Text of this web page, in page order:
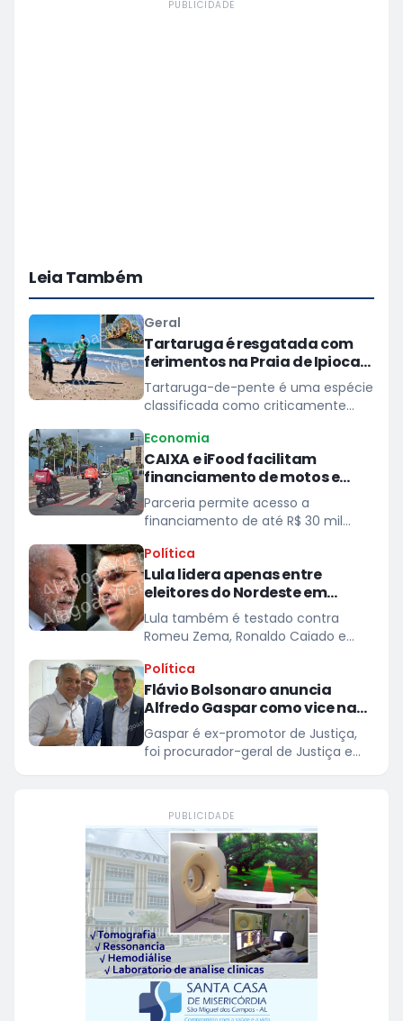
PUBLICIDADE
Leia Também
Geral
Tartaruga é resgatada com
ferimentos na Praia de Ipioca,
em Maceió
Tartaruga-de-pente é uma espécie
classificada como criticamente
Economia
CAIXA e iFood facilitam
financiamento de motos e
bicicletas elétricas para
entregadores
Parceria permite acesso a
financiamento de até R$ 30 mil
plataforma
Política
Lula lidera apenas entre
eleitores do Nordeste em
eventual 2º turno contra Flávio
Bolsonaro, aponsta Quaest
Lula também é testado contra
Romeu Zema, Ronaldo Caiado e
Política
Flávio Bolsonaro anuncia
Alfredo Gaspar como vice na
chapa dele à Presidência
Gaspar é ex-promotor de Justiça,
foi procurador-geral de Justiça e
PUBLICIDADE